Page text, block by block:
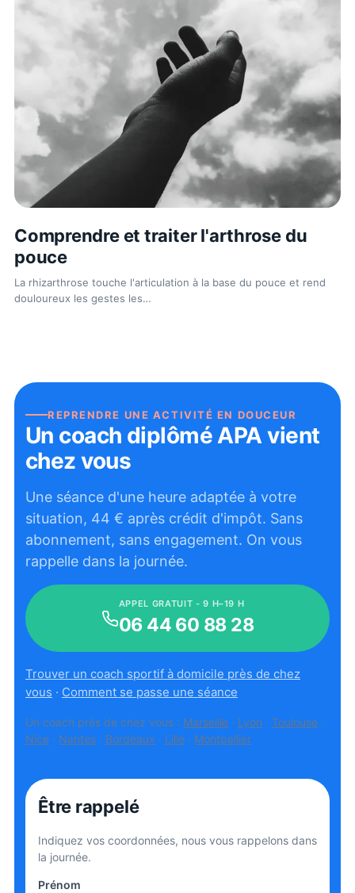
Comprendre et traiter l'arthrose du
pouce
La rhizarthrose touche l'articulation à la base du pouce et rend
douloureux les gestes les…
REPRENDRE UNE ACTIVITÉ EN DOUCEUR
Un coach diplômé APA vient
chez vous
Une séance d'une heure adaptée à votre
situation, 44 € après crédit d'impôt. Sans
abonnement, sans engagement. On vous
rappelle dans la journée.
APPEL GRATUIT - 9 H–19 H
06 44 60 88 28
Trouver un coach sportif à domicile près de chez
vous · Comment se passe une séance
Un coach près de chez vous : Marseille · Lyon · Toulouse ·
Nice · Nantes · Bordeaux · Lille · Montpellier
Être rappelé
Indiquez vos coordonnées, nous vous rappelons dans
la journée.
Prénom